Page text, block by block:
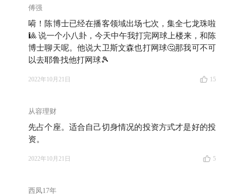
DFA）联合创始人，师从诺贝尔经济学奖得主尤金·法
玛（Eugene Fama）。芝加哥大学的布斯商学院便是以
他命名的。布斯于 2008 年向该学院捐赠了 3 亿美元，
这是当时全美所有商学院接受的捐款中数额最大的一
笔，学院因此改名，以表彰他对学院做出的杰出贡献。
杰克·迈耶（Jack Meyer）
从 1990 年至 2005 年，迈耶在哈佛大学校产基金，担任
首席投资官。这 15 年，他为校产基金实现了 16.1% 的
年化收益
而辞职。辞职后，他创建了对冲基金 Convexity
傅强
嗬！陈博士已经在播客领域出场七次，集全七龙珠啦
🎱 说一个小八卦，今天中午我打完网球上楼来，和陈
博士聊天呢。他说大卫斯文森也打网球🤔那我可不可
以去耶鲁找他打网球🎾
2022年10月21日 15
从容理财
先占个座。适合自己切身情况的投资方式才是好的投
资。
2022年10月21日 5
西凤17年